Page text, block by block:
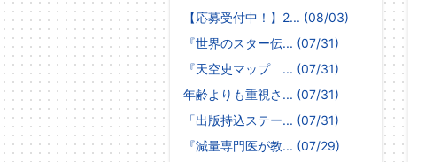
【応募受付中！】2... (08/03)
『世界のスター伝... (07/31)
『天空史マップ ... (07/31)
年齢よりも重視さ... (07/31)
「出版持込ステー... (07/31)
『減量専門医が教... (07/29)